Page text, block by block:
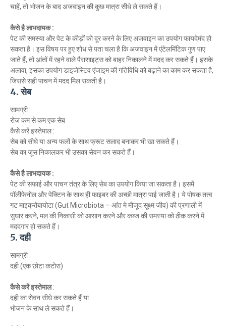
चाहें, तो भोजन के बाद अजवाइन की कुछ मात्रा सीधे ले सकते हैं।
कैसे है लाभदायक :
पेट की समस्या और पेट के कीड़ों को दूर करने के लिए अजवाइन का उपयोग फायदेमंद हो
सकता है। इस विषय पर हुए शोध से पता चला है कि अजवाइन में एंटेलमिंटिक गुण पाए
जाते हैं, तो आंतों में रहने वाले पैरासाइट्स को बाहर निकालने में मदद कर सकते हैं। इसके
अलावा, इसका उपयोग डाइजेस्टिव एंजाइम की गतिविधि को बढ़ाने का काम कर सकता है,
जिससे सही पाचन में मदद मिल सकती है।
4. सेब
सामग्री :
रोज कम से कम एक सेब
कैसे करें इस्तेमाल :
सेब को सीधे या अन्य फलों के साथ फ्रूट सलाद बनाकर भी खा सकते हैं।
सेब का जूस निकालकर भी उसका सेवन कर सकते हैं।
कैसे है लाभदायक :
पेट की सफाई और पाचन तंत्र के लिए सेब का उपयोग किया जा सकता है। इसमें
पॉलीफेनोल और पेक्टिन के साथ ही फाइबर की अच्छी मात्रा पाई जाती है। ये पोषक तत्व
गट माइक्रोबायोटा (Gut Microbiota – आंत मे मौजूद सूक्ष्म जीव) की प्रणाली में
सुधार करने, मल की निकासी को आसान करने और कब्ज की समस्या को ठीक करने में
मददगार हो सकते हैं।
5. दही
सामग्री :
दही (एक छोटा कटोरा)
कैसे करें इस्तेमाल:
दही का सेवन सीधे कर सकते हैं या
भोजन के साथ ले सकते हैं।